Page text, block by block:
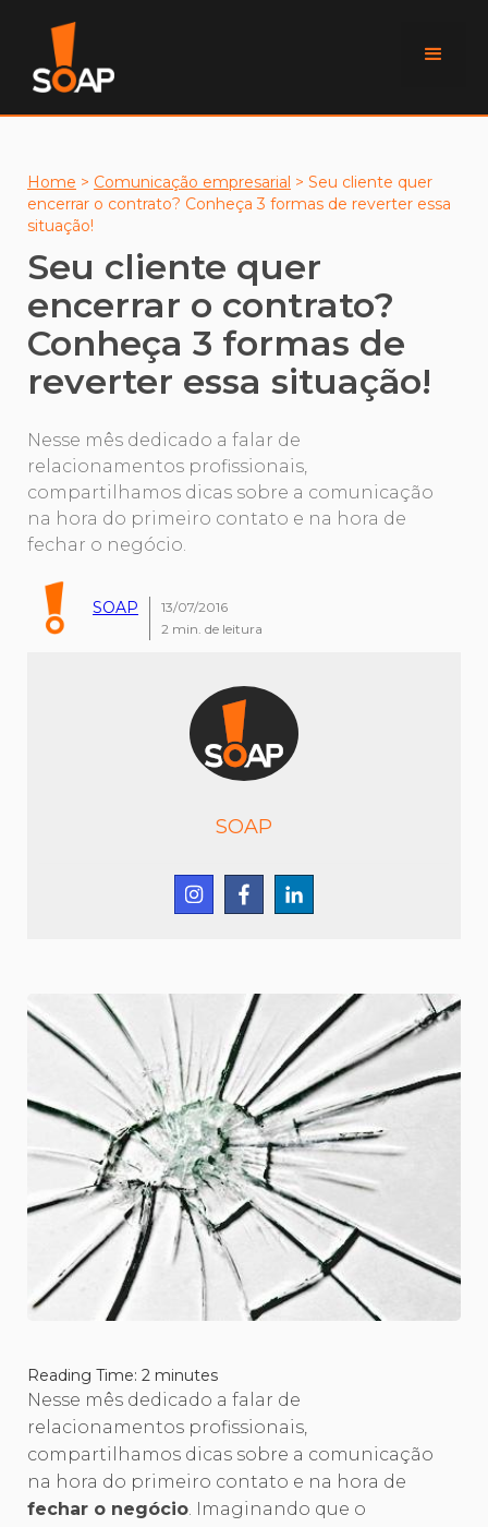
Home > Comunicação empresarial > Seu cliente quer
encerrar o contrato? Conheça 3 formas de reverter essa
situação!
Seu cliente quer
encerrar o contrato?
Conheça 3 formas de
reverter essa situação!
Nesse mês dedicado a falar de
relacionamentos profissionais,
compartilhamos dicas sobre a comunicação
na hora do primeiro contato e na hora de
fechar o negócio.
SOAP
13/07/2016
2 min. de leitura
SOAP
Reading Time: 2 minutes
Nesse mês dedicado a falar de
relacionamentos profissionais,
compartilhamos dicas sobre a comunicação
na hora do primeiro contato e na hora de
fechar o negócio. Imaginando que o